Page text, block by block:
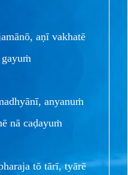
aṇī vakhatē
anyanuṁ
nā caḍayuṁ
tō tārī, tyārē